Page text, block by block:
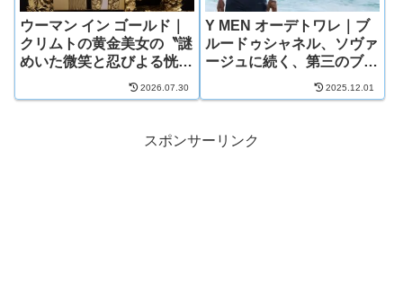
ウーマン イン ゴールド｜
クリムトの黄金美女の〝謎
めいた微笑と忍びよる恍
2026.07.30
Y MEN オーデトワレ｜ブ
ルードゥシャネル、ソヴァ
ージュに続く、第三のブル
2025.12.01
スポンサーリンク